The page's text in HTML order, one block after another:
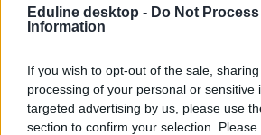
Eduline desktop - Do Not
Information
If you wish to opt-out of the sale,
processing of your personal or sensitive
targeted advertising by us, please use
section to confirm your selection.
lett a buszozás
Az útdíjak összegének emelése miatt idén
kerülhetnek a buszos osztálykirándulások